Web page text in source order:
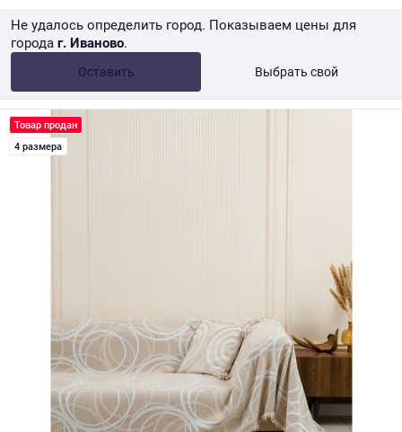
Не удалось определить город. Показываем цены для
города г. Иваново.
Оставить Выбрать свой
от 10 000 ₽ Розница → WB
Товар продан
4 размера